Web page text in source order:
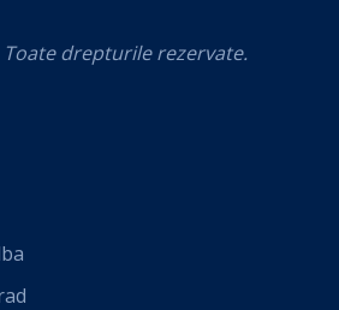
Toate drepturile rezervate.